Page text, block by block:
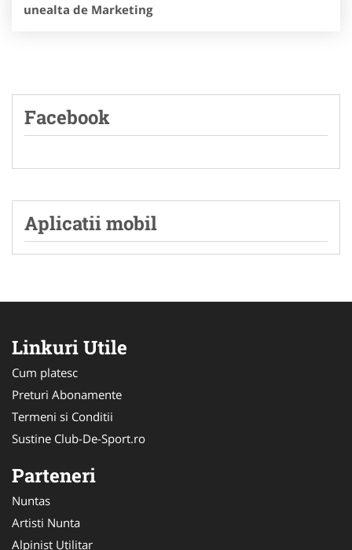
unealta de Marketing
Facebook
Aplicatii mobil
Linkuri Utile
Cum platesc
Preturi Abonamente
Termeni si Conditii
Sustine Club-De-Sport.ro
Parteneri
Nuntas
Artisti Nunta
Alpinist Utilitar